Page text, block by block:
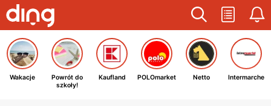
Wakacje
Powrót do
szkoły!
Kaufland POLOmarket Netto Intermarche